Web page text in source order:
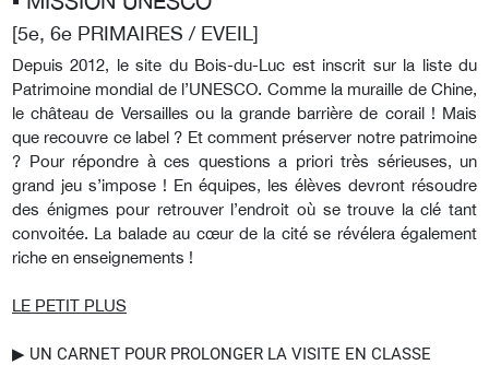
[5e, 6e PRIMAIRES / EVEIL]
Depuis 2012, le site du Bois-du-Luc est inscrit sur la liste du
Patrimoine mondial de l’UNESCO. Comme la muraille de Chine,
le château de Versailles ou la grande barrière de corail ! Mais
que recouvre ce label ? Et comment préserver notre patrimoine
? Pour répondre à ces questions a priori très sérieuses, un
grand jeu s’impose ! En équipes, les élèves devront résoudre
des énigmes pour retrouver l’endroit où se trouve la clé tant
convoitée. La balade au cœur de la cité se révélera également
riche en enseignements !
LE PETIT PLUS
▶︎ UN CARNET POUR PROLONGER LA VISITE EN CLASSE